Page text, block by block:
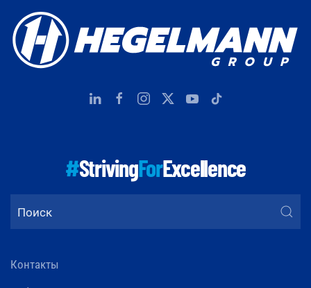
#StrivingForExcellence
Контакты